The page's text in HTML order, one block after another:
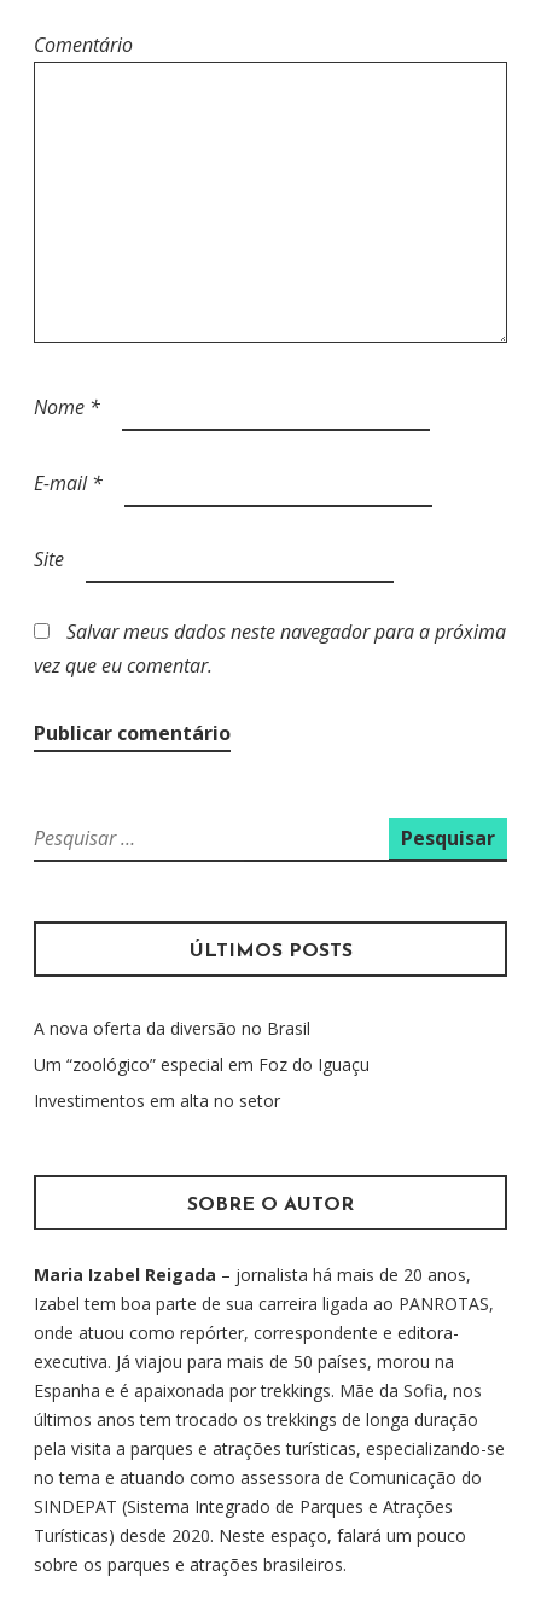
Comentário
Nome *
E-mail*
Site
Salvar meus dados neste navegador para a próxima
vez que eu comentar.
P
e
q
i
a
r
p
:
ÚLTIMOS POSTS
A nova oferta da diversão no Brasil
Um “zoológico” especial em Foz do Iguaçu
Investimentos em alta no setor
SOBRE O AUTOR
Maria Izabel Reigada – jornalista há mais de 20 anos,
Izabel tem boa parte de sua carreira ligada ao PANROTAS,
onde atuou como repórter, correspondente e editora-
executiva. Já viajou para mais de 50 países, morou na
Espanha e é apaixonada por trekkings. Mãe da Sofia, nos
últimos anos tem trocado os trekkings de longa duração
pela visita a parques e atrações turísticas, especializando-se
no tema e atuando como assessora de Comunicação do
SINDEPAT (Sistema Integrado de Parques e Atrações
Turísticas) desde 2020. Neste espaço, falará um pouco
sobre os parques e atrações brasileiros.